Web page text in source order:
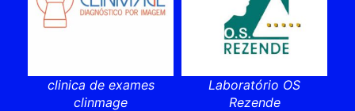
clinica de exames
clinmage
Laboratório OS
Rezende